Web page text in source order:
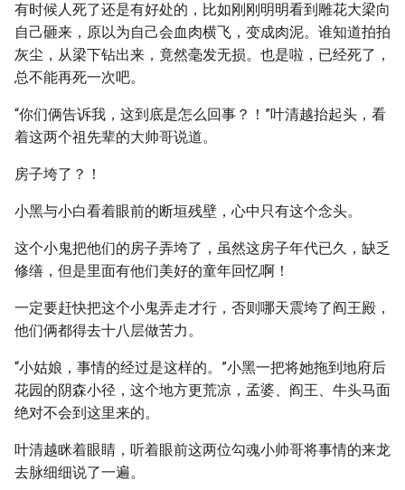
有时候人死了还是有好处的，比如刚刚明明看到雕花大梁向
自己砸来，原以为自己会血肉横飞，变成肉泥。谁知道拍拍
灰尘，从梁下钻出来，竟然毫发无损。也是啦，已经死了，
总不能再死一次吧。
“你们俩告诉我，这到底是怎么回事？！”叶清越抬起头，看
着这两个祖先辈的大帅哥说道。
房子垮了？！
小黑与小白看着眼前的断垣残壁，心中只有这个念头。
这个小鬼把他们的房子弄垮了，虽然这房子年代已久，缺乏
修缮，但是里面有他们美好的童年回忆啊！
一定要赶快把这个小鬼弄走才行，否则哪天震垮了阎王殿，
他们俩都得去十八层做苦力。
“小姑娘，事情的经过是这样的。”小黑一把将她拖到地府后
花园的阴森小径，这个地方更荒凉，孟婆、阎王、牛头马面
绝对不会到这里来的。
叶清越眯着眼睛，听着眼前这两位勾魂小帅哥将事情的来龙
去脉细细说了一遍。